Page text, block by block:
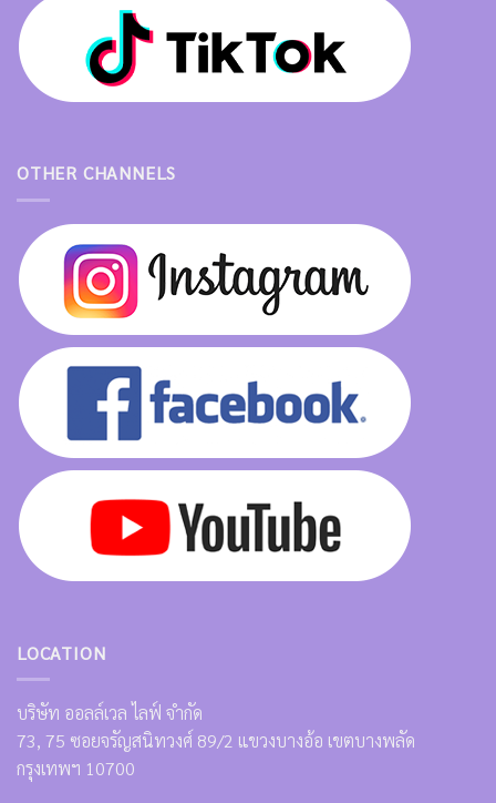
OTHER CHANNELS
LOCATION
บริษัท ออลล์เวล ไลฟ์ จำกัด
73, 75 ซอยจรัญสนิทวงศ์ 89/2 แขวงบางอ้อ เขตบางพลัด
กรุงเทพฯ 10700